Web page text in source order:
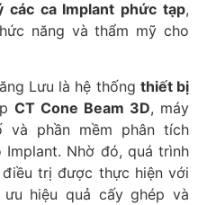
ca Implant phức tạp,
năng và thẩm mỹ cho
Lưu là hệ thống thiết bị
CT Cone Beam 3D, máy
phần mềm phân tích
Implant. Nhờ đó, quá trình
trị được thực hiện với
hiệu quả cấy ghép và